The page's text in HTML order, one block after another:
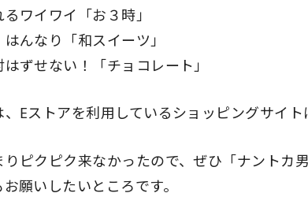
ワイワイ「お３時」
んなり「和スイーツ」
ずせない！「チョコレート」
Eストアを利用しているショッピングサイト
りピクピク来なかったので、ぜひ「ナントカ
願いしたいところです。